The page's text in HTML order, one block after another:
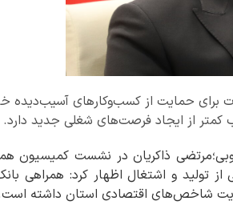
جنوبی از ثبت ۱۵۵ درخواست تسهیلات برای حمایت از کسب‌وکارهای
از ایجاد فرصت‌های شغلی جدید دارد.
ذاکریان در نشست کمیسیون
تولید و اشتغال اظهار کرد: همراهی
شاخص‌های اقتصادی استان داشته